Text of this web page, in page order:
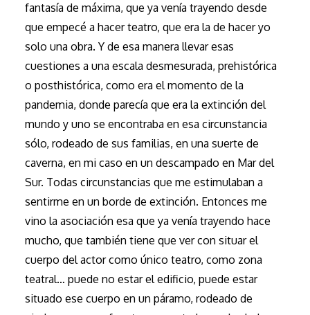
fantasía de máxima, que ya venía trayendo desde
que empecé a hacer teatro, que era la de hacer yo
solo una obra. Y de esa manera llevar esas
cuestiones a una escala desmesurada, prehistórica
o posthistórica, como era el momento de la
pandemia, donde parecía que era la extinción del
mundo y uno se encontraba en esa circunstancia
sólo, rodeado de sus familias, en una suerte de
caverna, en mi caso en un descampado en Mar del
Sur. Todas circunstancias que me estimulaban a
sentirme en un borde de extinción. Entonces me
vino la asociación esa que ya venía trayendo hace
mucho, que también tiene que ver con situar el
cuerpo del actor como único teatro, como zona
teatral… puede no estar el edificio, puede estar
situado ese cuerpo en un páramo, rodeado de